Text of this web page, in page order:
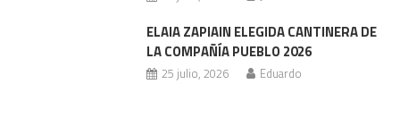
ELAIA ZAPIAIN ELEGIDA CANTINERA DE
LA COMPAÑÍA PUEBLO 2026
25 julio, 2026 Eduardo